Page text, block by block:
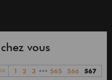
vous
1 2 3 ••• 565 566 567